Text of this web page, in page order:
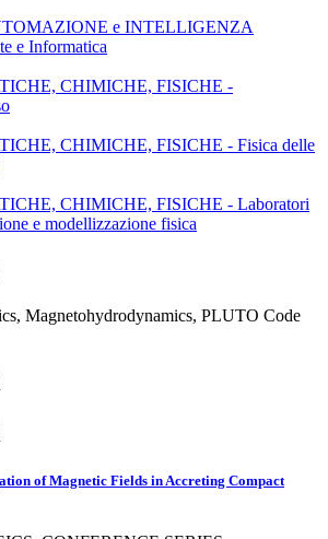
e INTELLIGENZA
e Informatica
CHIMICHE, FISICHE -
CHIMICHE, FISICHE - Fisica delle
CHIMICHE, FISICHE - Laboratori
e modellizzazione fisica
Magnetohydrodynamics, PLUTO Code
of Magnetic Fields in Accreting Compact